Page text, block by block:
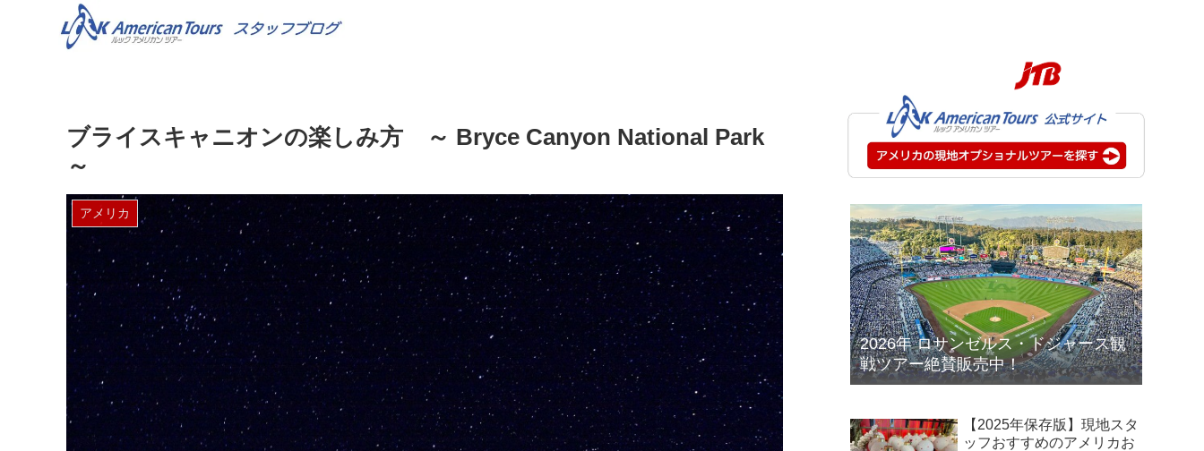
ブライスキャニオンの楽しみ方 ～ Bryce Canyon National Park
～
アメリカ
2026年 ロサンゼルス・ドジャース観
戦ツアー絶賛販売中！
【2025年保存版】現地スタ
ッフおすすめのアメリカお